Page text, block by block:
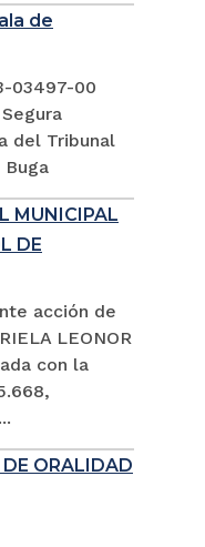
de
03497-00
del Tribunal
MUNICIPAL
DE
acción de
LEONOR
con la
ORALIDAD